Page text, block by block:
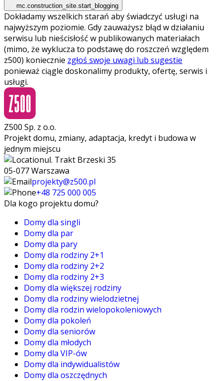
mc.construction_site.start_blogging
Dokładamy wszelkich starań aby świadczyć usługi na
najwyższym poziomie. Gdy zauważysz błąd w działaniu
serwisu lub nieścisłość w publikowanych materiałach
(mimo, że wyklucza to podstawę do roszczeń względem
z500) koniecznie zgłoś swoje uwagi lub sugestie
ponieważ ciągle doskonalimy produkty, ofertę, serwis i
usługi.
Z500 Sp. z o.o.
Projekt domu, zmiany, adaptacja, kredyt i budowa w
jednym miejscu
ul. Trakt Brzeski 35
05-077 Warszawa
projekty@z500.pl
+48 725 000 005
Dla kogo projektu domu?
Domy dla singli
Domy dla par
Domy dla pary
Domy dla rodziny 2+1
Domy dla rodziny 2+2
Domy dla rodziny 2+3
Domy dla większej rodziny
Domy dla rodziny wielodzietnej
Domy dla rodzin wielopokoleniowych
Domy dla pokoleń
Domy dla seniorów
Domy dla młodych
Domy dla VIP-ów
Domy dla indywidualistów
Domy dla oszczędnych